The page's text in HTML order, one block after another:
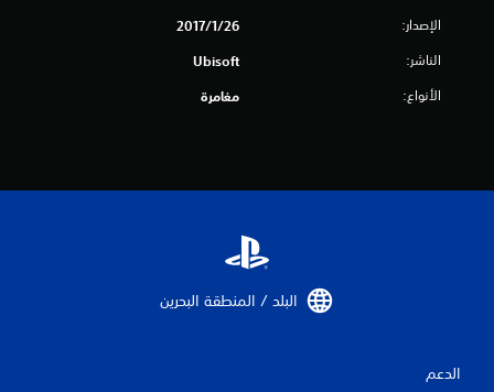
ل
الإصدار: 26‏/1‏/2017
الناشر: Ubisoft
الأنواع: مغامرة
البلد / المنطقة البحرين‏
الدعم